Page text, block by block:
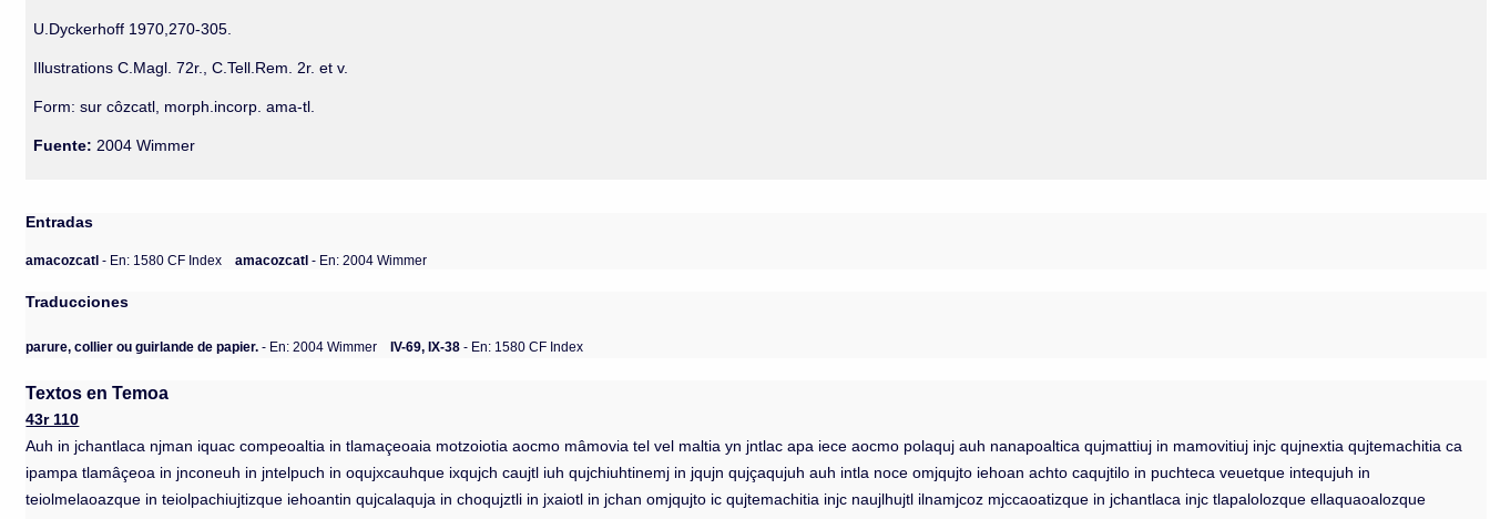
U.Dyckerhoff 1970,270-305.
Illustrations C.Magl. 72r., C.Tell.Rem. 2r. et v.
Form: sur côzcatl, morph.incorp. ama-tl.
Fuente: 2004 Wimmer
Entradas
amacozcatl- En: 1580 CF Index amacozcatl- En: 2004 Wimmer
Traducciones
parure, collier ou guirlande de papier. - En: 2004 Wimmer IV-69, IX-38 - En: 1580 CF Index
Textos en Temoa
43r 110
Auh in jchantlaca njman iquac compeoaltia in tlamaçeoaia motzoiotia aocmo mâmovia tel vel maltia yn jntlac apa iece aocmo polaquj auh nanapoaltica qujmattiuj in mamovitiuj injc qujnextia qujtemachitia ca
ipampa tlamâçeoa in jnconeuh in jntelpuch in oqujxcauhque ixqujch caujtl iuh qujchiuhtinemj in jqujn qujçaqujuh auh intla noce omjqujto iehoan achto caqujtilo in puchteca veuetque intequjuh in
teiolmelaoazque in teiolpachiujtizque iehoantin qujcalaquja in choqujztli in jxaiotl in jchan omjqujto ic qujtemachitia injc naujlhujtl ilnamjcoz mjccaoatizque in jchantlaca injc tlapalolozque ellaquaoalozque